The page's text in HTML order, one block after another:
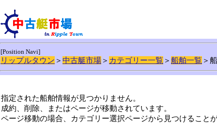
[Position Navi]
リップルタウン ＞ 中古艇市場 ＞ カテゴリー一覧 ＞ 船舶一覧 ＞
指定された船舶情報が見つかりません。
成約、削除、またはページが移動されています。
ページ移動の場合、カテゴリー選択ページから見つけること